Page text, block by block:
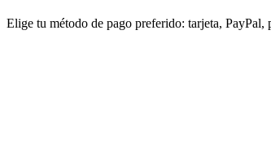
Elige tu método de pago preferido: tarjeta,